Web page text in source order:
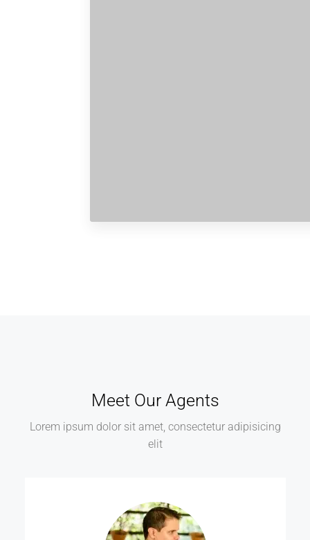
Meet Our Agents
Lorem ipsum dolor sit amet, consectetur adipisicing
elit